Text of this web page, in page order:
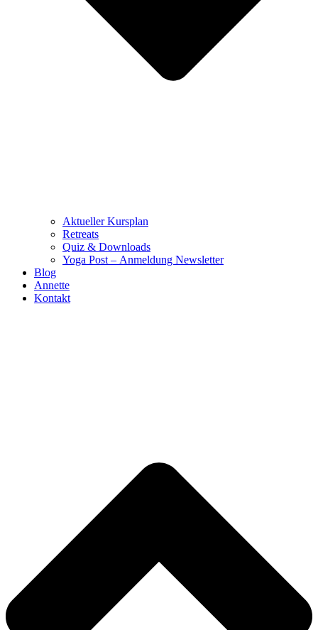
Aktueller Kursplan
Retreats
Quiz & Downloads
Yoga Post – Anmeldung Newsletter
Blog
Annette
Kontakt